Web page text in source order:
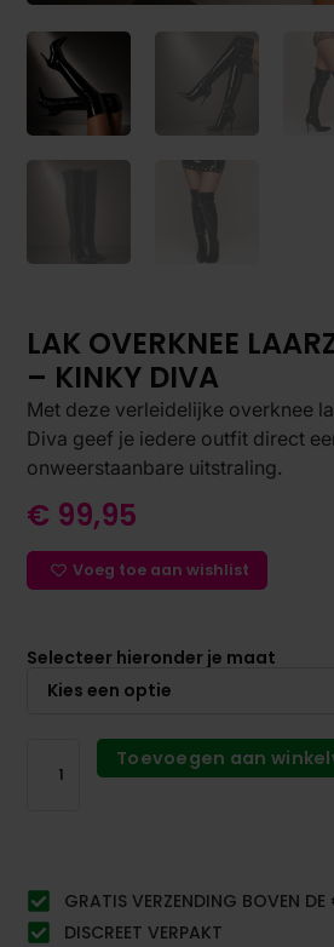
LAK OVERKNEE
– KINKY DIVA
Met deze verleidelijke overknee
Diva geef je iedere outfit direct
onweerstaanbare uitstraling.
€ 99,95
Voeg toe aan wishlist
Selecteer hieronder je maat
Toevoegen aan
GRATIS VERZENDING BOVEN
DISCREET VERPAKT